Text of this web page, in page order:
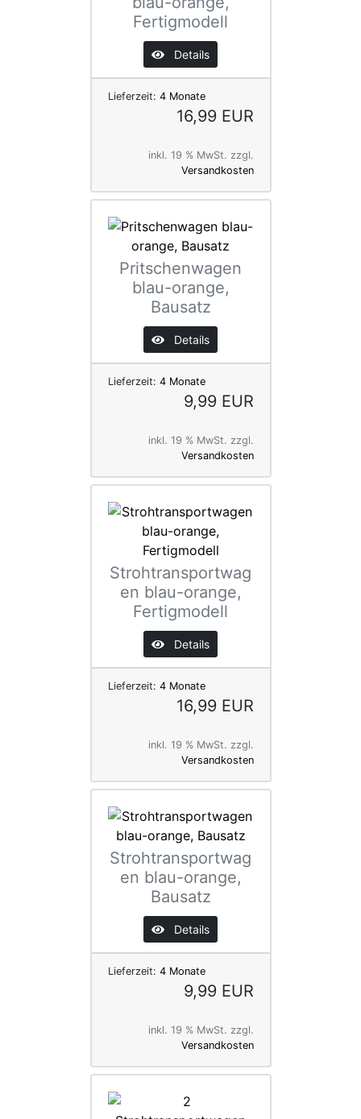
Fertigmodell
Details
Lieferzeit: 4 Monate
16,99 EUR
inkl. 19 % MwSt. zzgl.
Versandkosten
Pritschenwagen
blau-orange,
Bausatz
Details
Lieferzeit: 4 Monate
9,99 EUR
inkl. 19 % MwSt. zzgl.
Versandkosten
Strohtransportwag
en blau-orange,
Fertigmodell
Details
Lieferzeit: 4 Monate
16,99 EUR
inkl. 19 % MwSt. zzgl.
Versandkosten
Strohtransportwag
en blau-orange,
Bausatz
Details
Lieferzeit: 4 Monate
9,99 EUR
inkl. 19 % MwSt. zzgl.
Versandkosten